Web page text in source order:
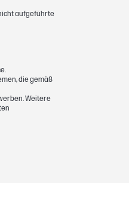
aufgeführte
die gemäß
Weitere